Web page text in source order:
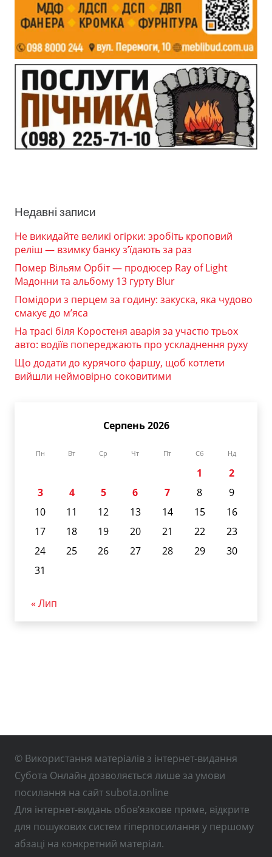
Недавні записи
Не викидайте великі огірки: зробіть кроповий
реліш — взимку банку з’їдають за раз
Помер Вільям Орбіт — продюсер Ray of Light
Мадонни та альбому 13 гурту Blur
Помідори з перцем за годину: закуска, яка чудово
смакує до м’яса
На трасі біля Коростеня аварія за участю трьох
авто: водіїв попереджають про ускладнення руху
Що додати до курячого фаршу, щоб котлети
вийшли неймовірно соковитими
Серпень 2026
Пн Вт Ср Чт Пт Сб Нд
1
2
3
4 5 6 7 8
9
10
11 12 13 14 15
16
17
18 19 20 21 22
23
24
25 26 27 28 29
30
31
« Лип
© Використання матеріалів з інтернет-видання
Субота Онлайн дозволяється лише за умови
посилання на сайт subota.online
Для інтернет-видань обов’язкове пряме, відкрите
для пошукових систем гіперпосилання у першому
абзаці на конкретний матеріал.